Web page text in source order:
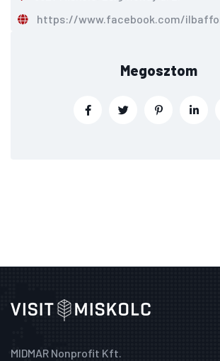
https://www.facebook.com/
Megosztom
MIDMAR Nonprofit Kft.